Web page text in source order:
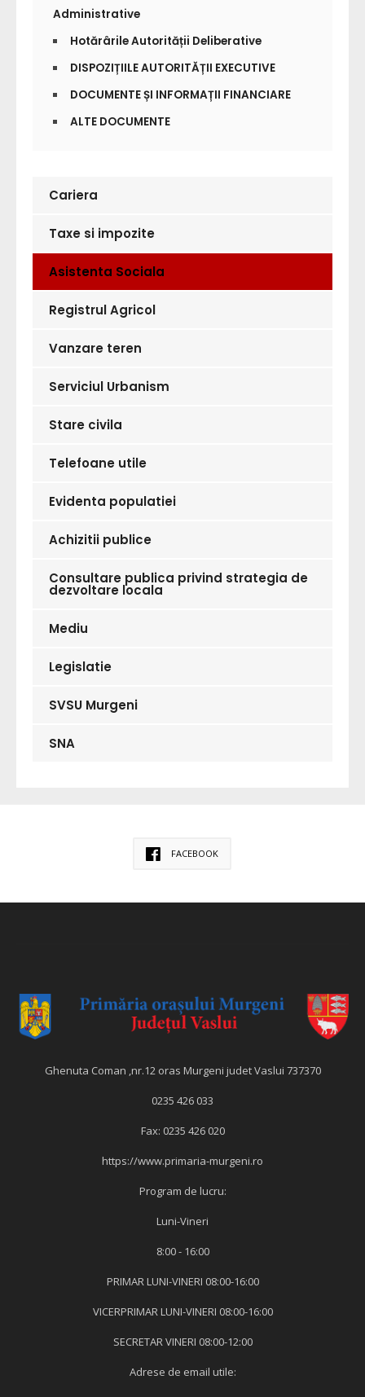
Administrative
Hotărârile Autorității Deliberative
DISPOZIȚIILE AUTORITĂȚII EXECUTIVE
DOCUMENTE ȘI INFORMAȚII FINANCIARE
ALTE DOCUMENTE
Cariera
Taxe si impozite
Asistenta Sociala
Registrul Agricol
Vanzare teren
Serviciul Urbanism
Stare civila
Telefoane utile
Evidenta populatiei
Achizitii publice
Consultare publica privind strategia de
dezvoltare locala
Mediu
Legislatie
SVSU Murgeni
SNA
FACEBOOK
Ghenuta Coman ,nr.12 oras Murgeni judet Vaslui 737370
0235 426 033
Fax: 0235 426 020
https://www.primaria-murgeni.ro
Program de lucru:
Luni-Vineri
8:00 - 16:00
PRIMAR LUNI-VINERI 08:00-16:00
VICERPRIMAR LUNI-VINERI 08:00-16:00
SECRETAR VINERI 08:00-12:00
Adrese de email utile: